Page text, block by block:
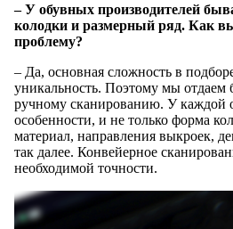
– У обувных производителей
колодки и размерный ряд. Как
проблему?
– Да, основная сложность в
уникальность. Поэтому мы отдаем
ручному сканированию. У каждой
особенности, и не только форма
материал, направления выкроек,
так далее. Конвейерное
необходимой точности.